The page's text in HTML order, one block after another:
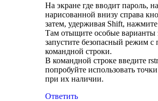
На экране где вводит пароль,
нарисованной внизу справа
затем, удерживая Shift, нажмите
Там отыщите особые варианты
запустите безопасный режим с
командной строки.
В командной строке введите
попробуйте использовать
при их наличии.
Ответить